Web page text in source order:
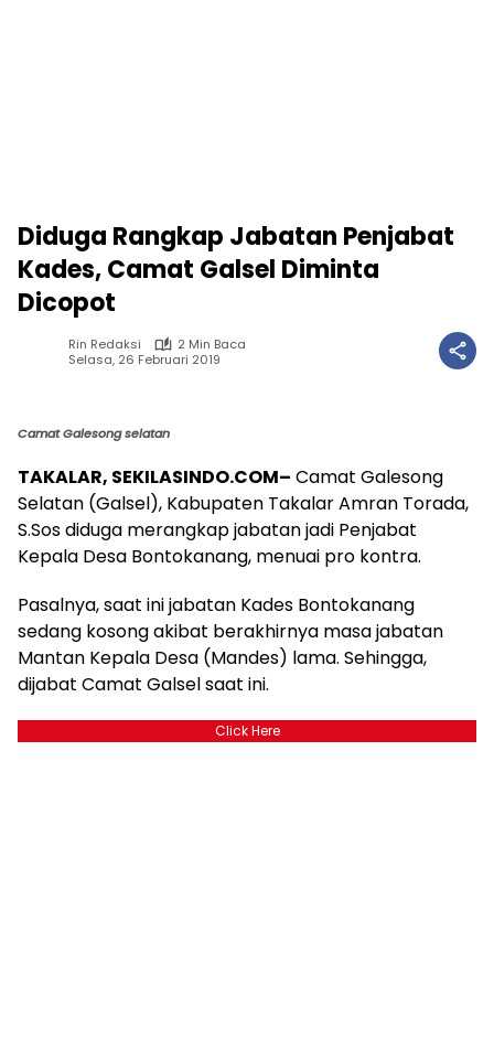
Diduga Rangkap Jabatan Penjabat
Kades, Camat Galsel Diminta
Dicopot
Rin Redaksi
2 Min Baca
Selasa, 26 Februari 2019
Camat Galesong selatan
TAKALAR, SEKILASINDO.COM– Camat Galesong
Selatan (Galsel), Kabupaten Takalar Amran Torada,
S.Sos diduga merangkap jabatan jadi Penjabat
Kepala Desa Bontokanang, menuai pro kontra.
Pasalnya, saat ini jabatan Kades Bontokanang
sedang kosong akibat berakhirnya masa jabatan
Mantan Kepala Desa (Mandes) lama. Sehingga,
dijabat Camat Galsel saat ini.
Click Here